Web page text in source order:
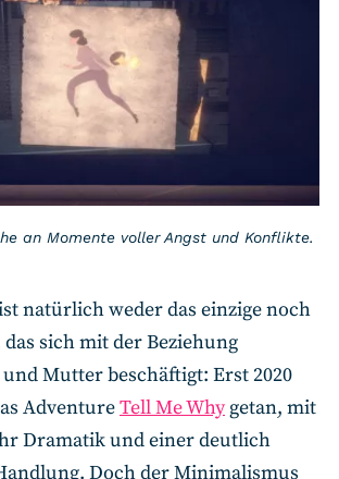
an Momente voller Angst und Konflikte.
natürlich weder das einzige noch
das sich mit der Beziehung
Mutter beschäftigt: Erst 2020
AdventureTell Me Whygetan, mit
Dramatik und einer deutlich
Doch der Minimalismus